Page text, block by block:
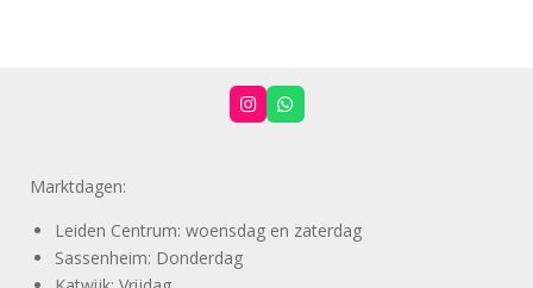
I
n
a
m
W
h
p
Marktdagen:
Leiden Centrum: woensdag en zaterdag
Sassenheim: Donderdag